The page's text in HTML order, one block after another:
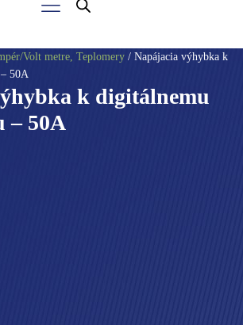
Volt metre, Teplomery / Napájacia výhybka k
50A
k digitálnemu
– 50A